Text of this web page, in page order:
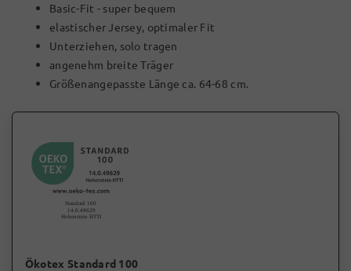
Basic-Fit - super bequem
elastischer Jersey, optimaler Fit
Unterziehen, solo tragen
angenehm breite Träger
Größenangepasste Länge ca. 64-68 cm.
Ökotex Standard 100